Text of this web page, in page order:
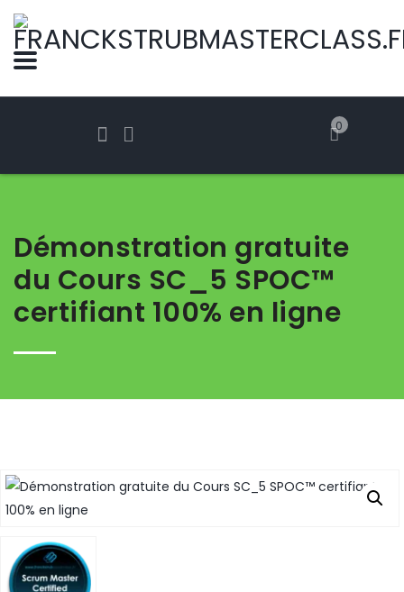
0
Démonstration gratuite
du Cours SC_5 SPOC™
certifiant 100% en ligne